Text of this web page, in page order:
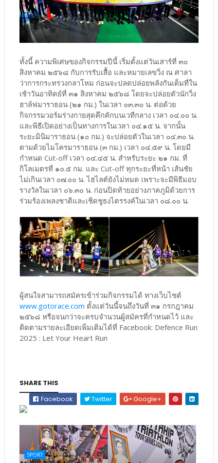
ทั้งนี้ ความพิเศษของกิจกรรมปีนี้ เริ่มตั้งแต่วันเสาร์ที่ ๓๐
สิงหาคม ๒๕๖๘ กับการรับเสื้อ และหมายเลขวิ่ง ณ ศาลา
ว่าการกระทรวงกลาโหม ก่อนจะปลดปล่อยพลังกันเต็มที่ใน
เช้าวันอาทิตย์ที่ ๓๑ สิงหาคม ๒๕๖๘ โดยจะปล่อยตัวนักวิ่ง
ฮาล์ฟมาราธอน (๒๑ กม.) ในเวลา ๐๓.๓๐ น. ต่อด้วย
กิจกรรมวอร์มร่างกายสุดคึกคักบนเวทีกลาง เวลา ๐๔.๐๐ น.
และพิธีเปิดอย่างเป็นทางการในเวลา ๐๔.๑๕ น. จากนั้น
ระยะมินิมาราธอน (๑๐ กม.) จะปล่อยตัวในเวลา ๐๔.๓๐ น.
ตามด้วยไมโครมาราธอน (๓ กม.) เวลา ๐๔.๕๙ น. โดยมี
กำหนด Cut-off เวลา ๐๔.๔๕ น. สำหรับระยะ ๒๑ กม. ที่
กิโลเมตรที่ ๑๐.๕ กม. และ Cut-off ทุกระยะที่หน้า เส้นชัย
ไม่เกินเวลา ๐๗.๐๐ น. ไฮไลต์ยังไม่หมด เพราะจะมีพิธีมอบ
รางวัลในเวลา ๐๖.๓๐ น. ก่อนปิดท้ายอย่างภาคภูมิด้วยการ
ร่วมร้องเพลงชาติและเชิดชูธงไตรรงค์ในเวลา ๐๘.๐๐ น.
ผู้สนใจสามารถสมัครเข้าร่วมกิจกรรมได้ ทางเว็บไซต์
www.gotorace.com ตั้งแต่วันนี้จนถึงวันที่ ๓๑ กรกฎาคม
๒๕๖๘ หรือจนกว่าจะครบจำนวนผู้สมัครที่กำหนดไว้ และ
ติดตามรายละเอียดเพิ่มเติมได้ที่ Facebook: Defence Run
2025 : Let Your Heart Run
SHARE THIS
Facebook
Twitter Google+
SPORT